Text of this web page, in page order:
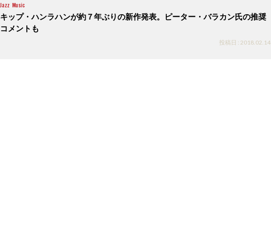
Jazz Music
キップ・ハンラハンが約７年ぶりの新作発表。ピーター・バラカン氏の推奨
コメントも
投稿日 : 2018.02.14